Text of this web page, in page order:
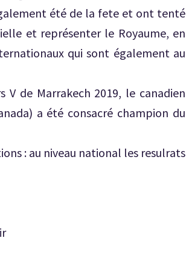
été de la fete et ont tenté
et représenter le Royaume, en
qui sont également au
de Marrakech 2019, le canadien
a été consacré champion du
: au niveau national les resulrats